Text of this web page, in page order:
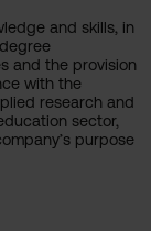
and skills, in
and the provision
with the
research and
sector,
purpose